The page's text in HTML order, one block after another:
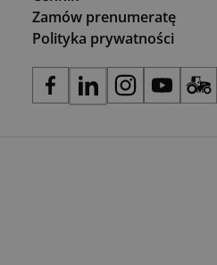
Zamów prenumeratę
Polityka prywatności